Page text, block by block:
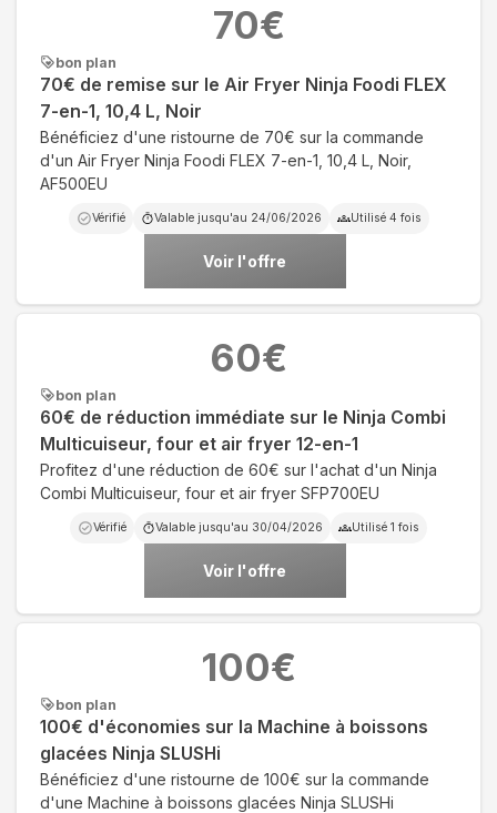
bon plan
70€ de remise sur le Air Fryer Ninja Foodi FLEX
7-en-1, 10,4 L, Noir
Bénéficiez d'une ristourne de 70€ sur la commande
d'un Air Fryer Ninja Foodi FLEX 7-en-1, 10,4 L, Noir,
AF500EU
Vérifié Valable jusqu'au 24/06/2026 Utilisé 4 fois
Voir l'offre
70€
bon plan
60€ de réduction immédiate sur le Ninja Combi
Multicuiseur, four et air fryer 12-en-1
Profitez d'une réduction de 60€ sur l'achat d'un Ninja
Combi Multicuiseur, four et air fryer SFP700EU
Vérifié Valable jusqu'au 30/04/2026 Utilisé 1 fois
Voir l'offre
60€
bon plan
100€ d'économies sur la Machine à boissons
glacées Ninja SLUSHi
Bénéficiez d'une ristourne de 100€ sur la commande
d'une Machine à boissons glacées Ninja SLUSHi
100€